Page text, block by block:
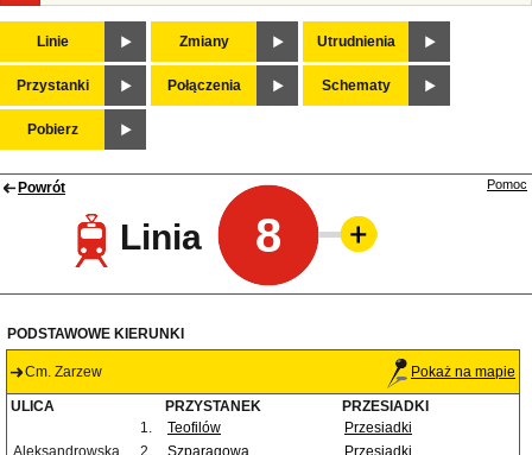
Linie Zmiany Utrudnienia
Przystanki Połączenia Schematy
Pobierz
Powrót
Linia 8
Pomoc
PODSTAWOWE KIERUNKI
Cm. Zarzew Pokaż na mapie
ULICA PRZYSTANEK
PRZESIADKI
1.
Teofilów
Przesiadki
Aleksandrowska
2. Szparagowa
Przesiadki